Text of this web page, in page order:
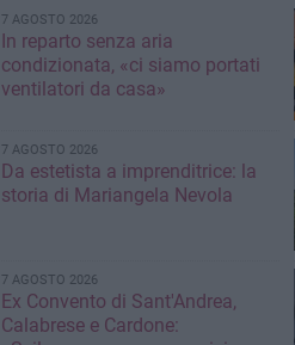
7 AGOSTO 2026
In reparto senza aria
condizionata, «ci siamo portati
ventilatori da casa»
7 AGOSTO 2026
Da estetista a imprenditrice: la
storia di Mariangela Nevola
7 AGOSTO 2026
Ex Convento di Sant'Andrea,
Calabrese e Cardone: